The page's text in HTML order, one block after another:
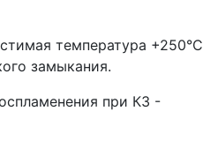
температура +250°С
замыкания.
при КЗ -